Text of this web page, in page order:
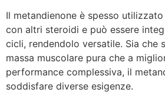
Il metandienone è spesso
con altri steroidi e può essere
cicli, rendendolo versatile. Sia che
massa muscolare pura che a
performance complessiva, il
soddisfare diverse esigenze.